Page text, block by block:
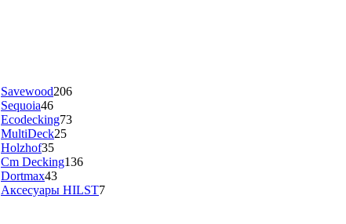
Savewood206
Sequoia46
Ecodecking73
MultiDeck25
Holzhof35
Cm Decking136
Dortmax43
Аксесуары HILST7